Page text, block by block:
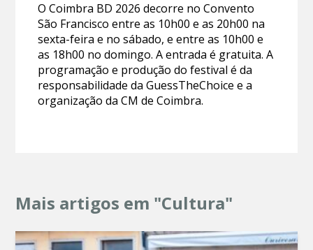
O Coimbra BD 2026 decorre no Convento
São Francisco entre as 10h00 e as 20h00 na
sexta-feira e no sábado, e entre as 10h00 e
as 18h00 no domingo. A entrada é gratuita. A
programação e produção do festival é da
responsabilidade da GuessTheChoice e a
organização da CM de Coimbra.
Mais artigos em "Cultura"